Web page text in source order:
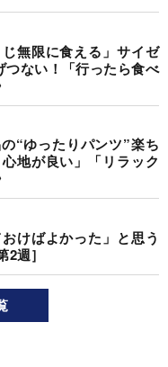
無限に食える」サイゼ
つない！「行ったら食べ
“ゆったりパンツ”楽ち
地が良い」「リラック
けばよかった」と思う
週］